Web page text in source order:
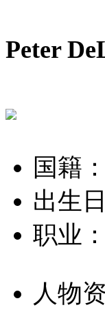
Peter
国籍
出生
职业
人物